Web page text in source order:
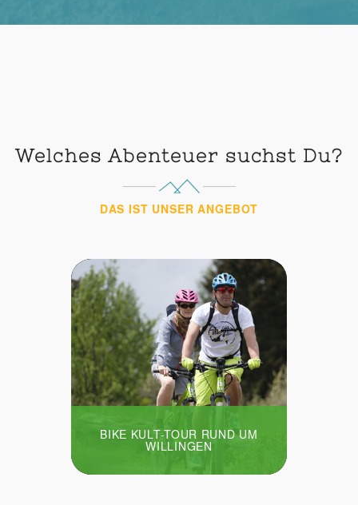
Welches Abenteuer suchst Du?
DAS IST UNSER ANGEBOT
BIKE KULT-TOUR RUND UM
WILLINGEN